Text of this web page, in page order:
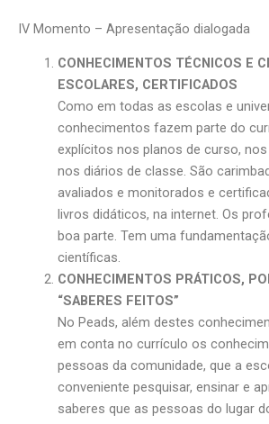
IV Momento – Apresentação dialogada
CONHECIMENTOS TÉCNICOS E
ESCOLARES, CERTIFICADOS
Como em todas as escolas e
conhecimentos fazem parte do
explícitos nos planos de curso,
nos diários de classe. São
avaliados e monitorados e
livros didáticos, na internet. Os
boa parte. Tem uma
científicas.
CONHECIMENTOS PRÁTICOS,
“SABERES FEITOS”
No Peads, além destes
em conta no currículo os
pessoas da comunidade, que a
conveniente pesquisar, ensinar e
saberes que as pessoas do lugar